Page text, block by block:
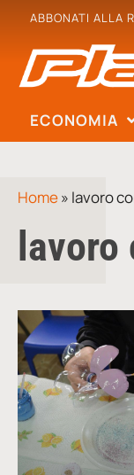
ABBONATI ALLA
ECONOMIA
Home» lavoro
lavoro